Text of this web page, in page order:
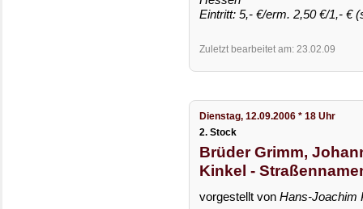
Eintritt: 5,- €/erm. 2,50 €/1,- €
Zuletzt bearbeitet am: 23.02.09
Dienstag, 12.09.2006 * 18 Uhr
2. Stock
Brüder Grimm,
Kinkel -
vorgestellt vonHans-Joachim